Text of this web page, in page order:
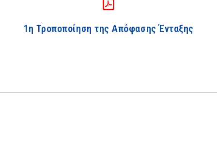
1η Τροποποίηση της Απόφασης Ένταξης